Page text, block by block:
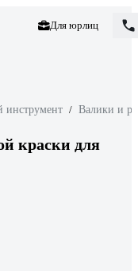
Для юрлиц
инструмент / Валики и
краски для